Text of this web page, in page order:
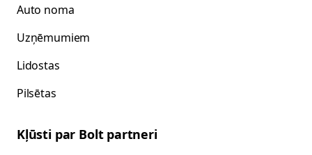
Auto noma
Uzņēmumiem
Lidostas
Pilsētas
Kļūsti par Bolt partneri